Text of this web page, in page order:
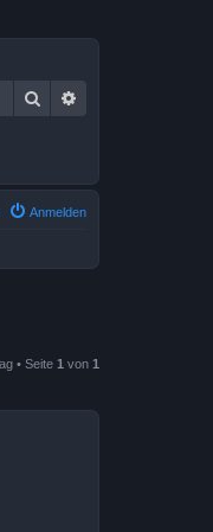
Suche
Anmelden
• Seite 1 von 1